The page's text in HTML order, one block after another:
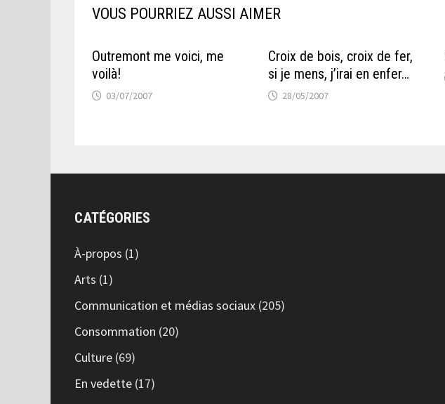
VOUS POURRIEZ AUSSI AIMER
Outremont me voici, me
voilà!
03/07/2007
Croix de bois, croix de fer,
si je mens, j’irai en enfer…
28/05/2007
CATÉGORIES
À-propos (1)
Arts (1)
Communication et médias sociaux (205)
Consommation (20)
Culture (69)
En vedette (17)